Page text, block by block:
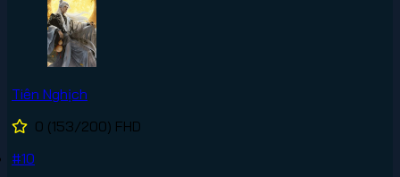
Tiên Nghịch
0 (153/200) FHD
#10